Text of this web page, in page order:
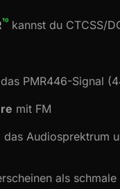
¹⁰ kannst du CTCSS/
das PMR446-Signal
mit FM
das Audiosprektrum
als schmale